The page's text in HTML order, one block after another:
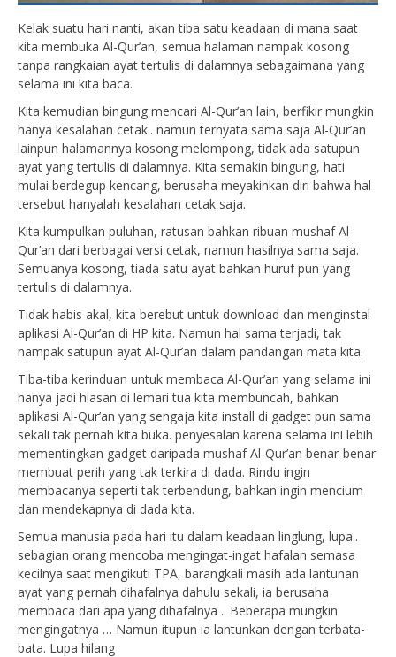
Kelak suatu hari nanti, akan tiba satu keadaan di mana saat
kita membuka Al-Qur’an, semua halaman nampak kosong
tanpa rangkaian ayat tertulis di dalamnya sebagaimana yang
selama ini kita baca.
Kita kemudian bingung mencari Al-Qur’an lain, berfikir mungkin
hanya kesalahan cetak.. namun ternyata sama saja Al-Qur’an
lainpun halamannya kosong melompong, tidak ada satupun
ayat yang tertulis di dalamnya. Kita semakin bingung, hati
mulai berdegup kencang, berusaha meyakinkan diri bahwa hal
tersebut hanyalah kesalahan cetak saja.
Kita kumpulkan puluhan, ratusan bahkan ribuan mushaf Al-
Qur’an dari berbagai versi cetak, namun hasilnya sama saja.
Semuanya kosong, tiada satu ayat bahkan huruf pun yang
tertulis di dalamnya.
Tidak habis akal, kita berebut untuk download dan menginstal
aplikasi Al-Qur’an di HP kita. Namun hal sama terjadi, tak
nampak satupun ayat Al-Qur’an dalam pandangan mata kita.
Tiba-tiba kerinduan untuk membaca Al-Qur’an yang selama ini
hanya jadi hiasan di lemari tua kita membuncah, bahkan
aplikasi Al-Qur’an yang sengaja kita install di gadget pun sama
sekali tak pernah kita buka. penyesalan karena selama ini lebih
mementingkan gadget daripada mushaf Al-Qur’an benar-benar
membuat perih yang tak terkira di dada. Rindu ingin
membacanya seperti tak terbendung, bahkan ingin mencium
dan mendekapnya di dada kita.
Semua manusia pada hari itu dalam keadaan linglung, lupa..
sebagian orang mencoba mengingat-ingat hafalan semasa
kecilnya saat mengikuti TPA, barangkali masih ada lantunan
ayat yang pernah dihafalnya dahulu sekali, ia berusaha
membaca dari apa yang dihafalnya .. Beberapa mungkin
mengingatnya … Namun itupun ia lantunkan dengan terbata-
bata. Lupa hilang